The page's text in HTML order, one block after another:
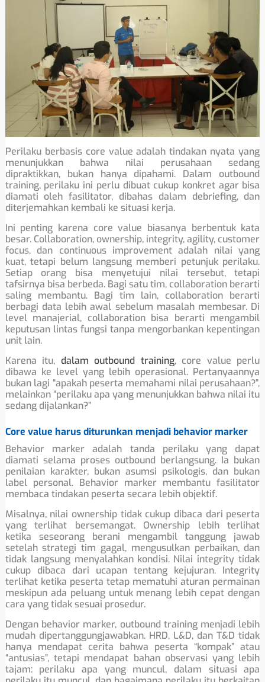
Perilaku berbasis core value adalah tindakan nyata yang
menunjukkan bahwa nilai perusahaan sedang
dipraktikkan, bukan hanya dipahami. Dalam outbound
training, perilaku ini perlu dibuat cukup konkret agar bisa
diamati oleh fasilitator, dibahas dalam debriefing, dan
diterjemahkan kembali ke situasi kerja.
Ini penting karena core value biasanya berbentuk kata
besar. Collaboration, ownership, integrity, agility, customer
focus, dan continuous improvement adalah nilai yang
kuat, tetapi belum langsung memberi petunjuk perilaku.
Setiap orang bisa menyetujui nilai tersebut, tetapi
tafsirnya bisa berbeda. Bagi satu tim, collaboration berarti
saling membantu. Bagi tim lain, collaboration berarti
berbagi data lebih awal sebelum masalah membesar. Di
level manajerial, collaboration bisa berarti mengambil
keputusan lintas fungsi tanpa mengorbankan kepentingan
unit lain.
Karena itu, dalam outbound training, core value perlu
dibawa ke level yang lebih operasional. Pertanyaannya
bukan lagi “apakah peserta memahami nilai perusahaan?”,
melainkan “perilaku apa yang menunjukkan bahwa nilai itu
sedang dijalankan?”
Core value harus diturunkan menjadi behavior marker
Behavior marker adalah tanda perilaku yang dapat
diamati selama proses outbound berlangsung. Ia bukan
penilaian karakter, bukan asumsi psikologis, dan bukan
label personal. Behavior marker membantu fasilitator
membaca tindakan peserta secara lebih objektif.
Misalnya, nilai ownership tidak cukup dibaca dari peserta
yang terlihat bersemangat. Ownership lebih terlihat
ketika seseorang berani mengambil tanggung jawab
setelah strategi tim gagal, mengusulkan perbaikan, dan
tidak langsung menyalahkan kondisi. Nilai integrity tidak
cukup dibaca dari ucapan tentang kejujuran. Integrity
terlihat ketika peserta tetap mematuhi aturan permainan
meskipun ada peluang untuk menang lebih cepat dengan
cara yang tidak sesuai prosedur.
Dengan behavior marker, outbound training menjadi lebih
mudah dipertanggungjawabkan. HRD, L&D, dan T&D tidak
hanya mendapat cerita bahwa peserta “kompak” atau
“antusias”, tetapi mendapat bahan observasi yang lebih
tajam: perilaku apa yang muncul, dalam situasi apa